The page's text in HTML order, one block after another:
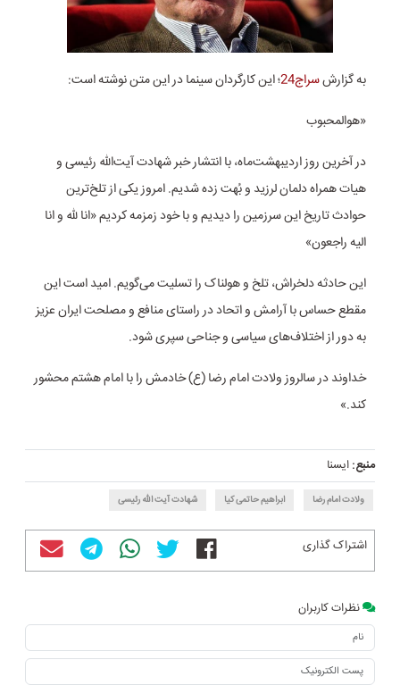
به گزارشسراج24
؛ این کارگردان سینما در این متن نوشته است:
«هوالمحبوب
در آخرین روز اردیبهشت‌ماه، با انتشار خبر شهادت آیت‌الله رئیسی و
هیات همراه دلمان لرزید و بُهت زده شدیم. امروز یکی از تلخ‌ترین
حوادث تاریخ این سرزمین را دیدیم و با خود زمزمه کردیم «انا للّه و انا
الیه راجعون»
این حادثه دلخراش، تلخ و هولناک را تسلیت می‌گویم. امید است این
مقطع حساس با آرامش و اتحاد در راستای منافع و مصلحت ایران عزیز
به دور از اختلاف‌های سیاسی و جناحی سپری شود.
خداوند در سالروز ولادت امام رضا (ع) خادمش را با امام هشتم محشور
کند.»
منبع:ایسنا
ولادت امام رضا ابراهیم حاتمی کیا شهادت آیت الله رئیسی
اشتراک گذاری
نظرات کاربران